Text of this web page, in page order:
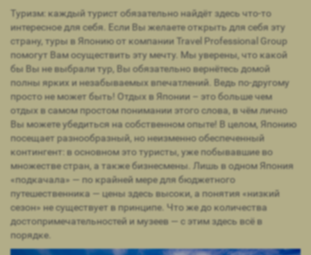
Туризм: каждый турист обязательно найдёт здесь что-то
интересное для себя. Если Вы желаете открыть для себя эту
страну, туры в Японию от компании Travel Professional Group
помогут Вам осуществить эту мечту. Мы уверены, что какой
бы Вы не выбрали тур, Вы обязательно вернётесь домой
полны ярких и незабываемых впечатлений. Ведь по-другому
просто не может быть! Отдых в Японии – это больше чем
отдых в самом простом понимании этого слова, в чём лично
Вы можете убедиться на собственном опыте! В целом, Японию
посещает разнообразный, но неизменно обеспеченный
контингент: в основном это туристы, уже побывавшие во
множестве стран, а также бизнесмены. Лишь в одном Япония
«подкачала» — по крайней мере для бюджетного
путешественника — цены здесь высоки, а понятия «низкий
сезон» не существует в принципе. Что же до количества
достопримечательностей и музеев — с этим здесь всё в
порядке.